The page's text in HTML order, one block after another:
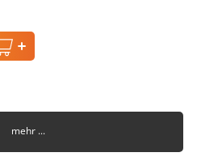
mehr ...